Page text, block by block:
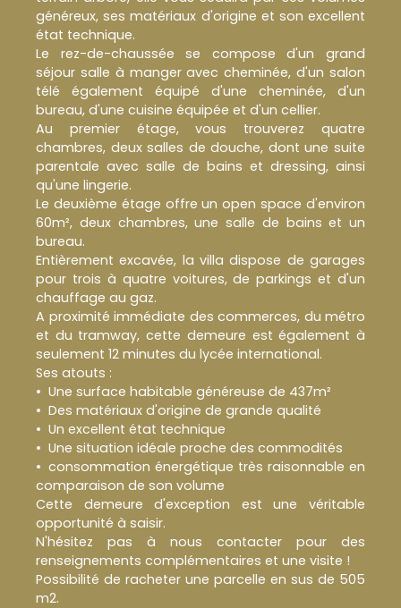
généreux, ses matériaux d'origine et son excellent
état technique.
Le rez-de-chaussée se compose d'un grand
séjour salle à manger avec cheminée, d'un salon
télé également équipé d'une cheminée, d'un
bureau, d'une cuisine équipée et d'un cellier.
Au premier étage, vous trouverez quatre
chambres, deux salles de douche, dont une suite
parentale avec salle de bains et dressing, ainsi
qu'une lingerie.
Le deuxième étage offre un open space d'environ
60m², deux chambres, une salle de bains et un
bureau.
Entièrement excavée, la villa dispose de garages
pour trois à quatre voitures, de parkings et d'un
chauffage au gaz.
A proximité immédiate des commerces, du métro
et du tramway, cette demeure est également à
seulement 12 minutes du lycée international.
Ses atouts :
Une surface habitable généreuse de 437m²
Des matériaux d'origine de grande qualité
Un excellent état technique
Une situation idéale proche des commodités
consommation énergétique très raisonnable en
comparaison de son volume
Cette demeure d'exception est une véritable
opportunité à saisir.
N'hésitez pas à nous contacter pour des
renseignements complémentaires et une visite !
Possibilité de racheter une parcelle en sus de 505
m2.